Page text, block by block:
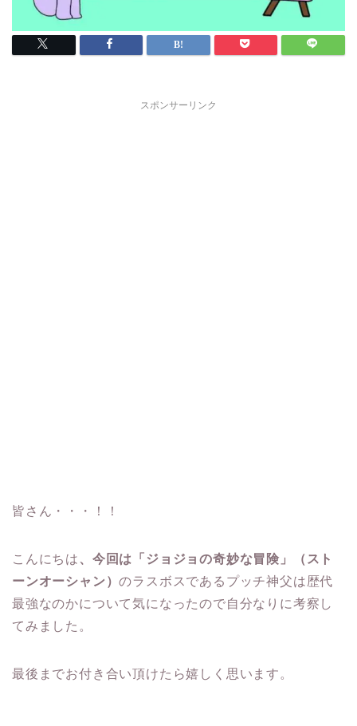
スポンサーリンク
皆さん・・・！！
こんにちは、今回は「ジョジョの奇妙な冒険」（スト
ーンオーシャン）のラスボスであるプッチ神父は歴代
最強なのかについて気になったので自分なりに考察し
てみました。
最後までお付き合い頂けたら嬉しく思います。